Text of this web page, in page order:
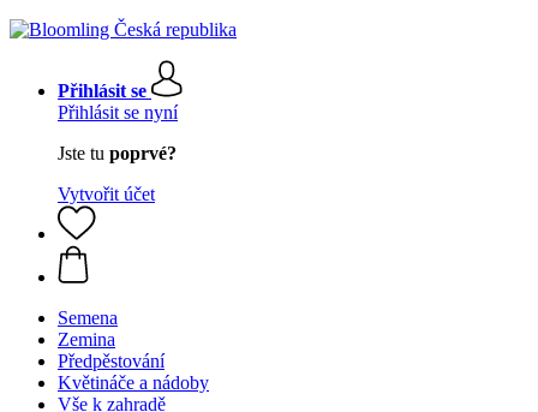
Přihlásit se
Přihlásit se nyní
Jste tu poprvé?
Vytvořit účet
Semena
Zemina
Předpěstování
Květináče a nádoby
Vše k zahradě